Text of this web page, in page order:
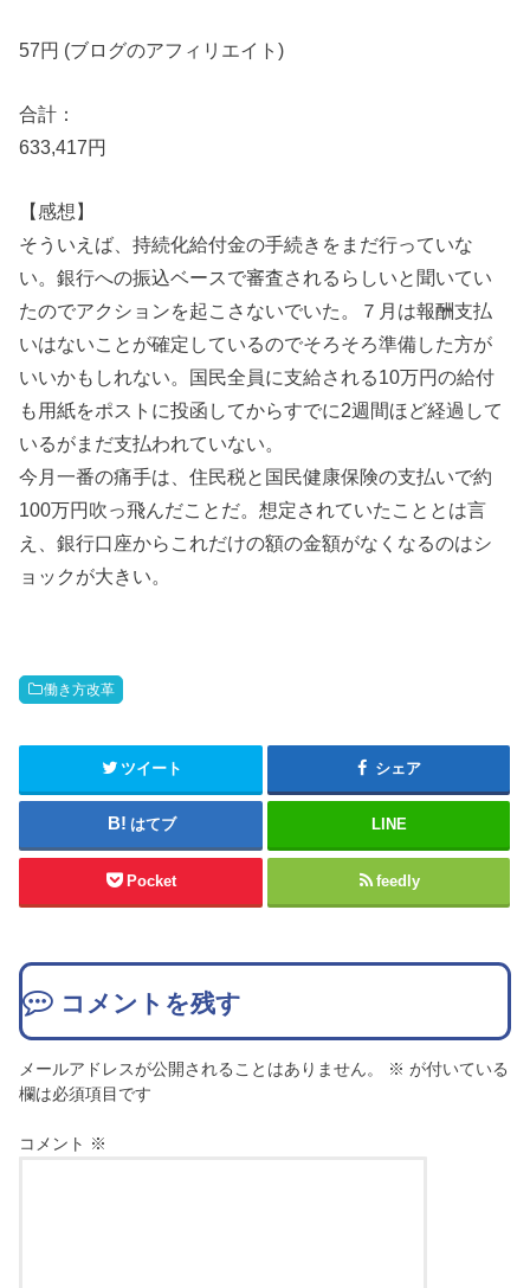
57円 (ブログのアフィリエイト)
合計：
633,417円
【感想】
そういえば、持続化給付金の手続きをまだ行っていな
い。銀行への振込ベースで審査されるらしいと聞いてい
たのでアクションを起こさないでいた。７月は報酬支払
いはないことが確定しているのでそろそろ準備した方が
いいかもしれない。国民全員に支給される10万円の給付
も用紙をポストに投函してからすでに2週間ほど経過して
いるがまだ支払われていない。
今月一番の痛手は、住民税と国民健康保険の支払いで約
100万円吹っ飛んだことだ。想定されていたこととは言
え、銀行口座からこれだけの額の金額がなくなるのはシ
ョックが大きい。
働き方改革
ツイート シェア
はてブ LINE
Pocket feedly
コメントを残す
メールアドレスが公開されることはありません。 ※ が付いている
欄は必須項目です
コメント ※